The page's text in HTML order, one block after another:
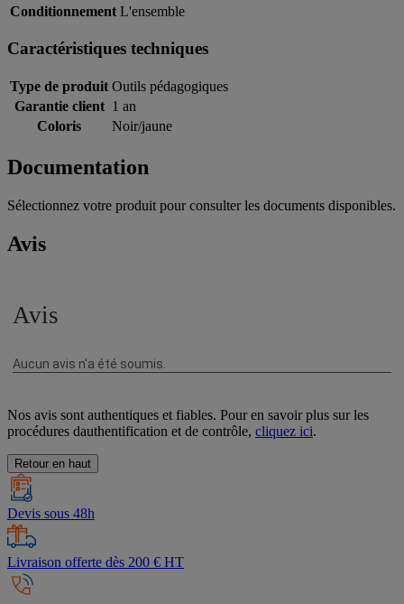
Conditionnement L'ensemble
Caractéristiques techniques
Type de produit Outils pédagogiques
Garantie client 1 an
Coloris
Noir/jaune
Documentation
Sélectionnez votre produit pour consulter les documents disponibles.
Avis
Nos avis sont authentiques et fiables. Pour en savoir plus sur les
procédures dauthentification et de contrôle, cliquez ici.
Retour en haut
Devis sous 48h
Livraison offerte dès 200 € HT